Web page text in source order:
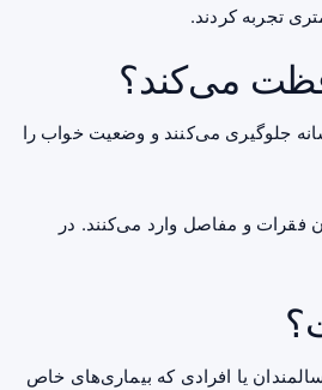
تجربه کردند.
می‌کند؟
جلوگیری می‌کنند و وضعیت خواب را
فقرات و مفاصل وارد می‌کنند. در
یا افرادی که بیماری‌های خاص